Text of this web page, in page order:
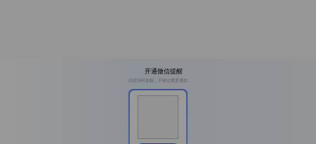
开通微信提醒
消息实时提醒，不错过重要通知